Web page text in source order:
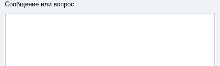
Сообщение или вопрос